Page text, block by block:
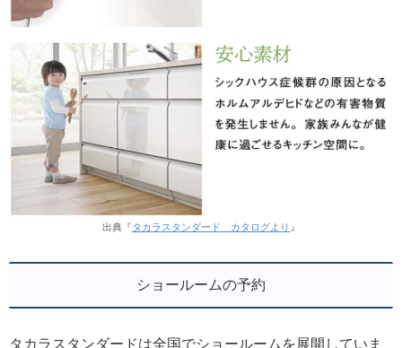
出典『タカラスタンダード カタログより 』
ショールームの予約
タカラスタンダードは全国でショールームを展開していま